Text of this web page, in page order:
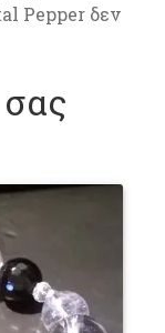
Pepper δεν